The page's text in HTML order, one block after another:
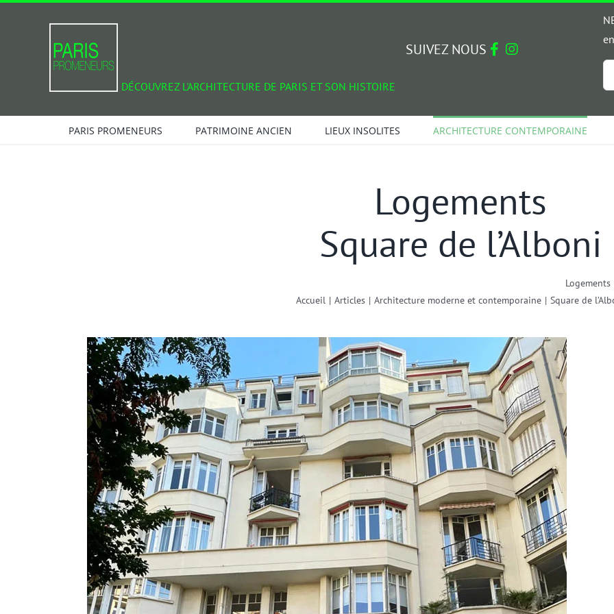
DÉCOUVREZ L'ARCHITECTURE DE PARIS ET SON HISTOIRE
SUIVEZ NOUS
*
PARIS PROMENEURS PATRIMOINE ANCIEN LIEUX INSOLITES ARCHITECTURE CONTEMPORAINE
Logements
Square de l’Alboni
Accueil | Articles | Architecture moderne et contemporaine |
Logements
Square de